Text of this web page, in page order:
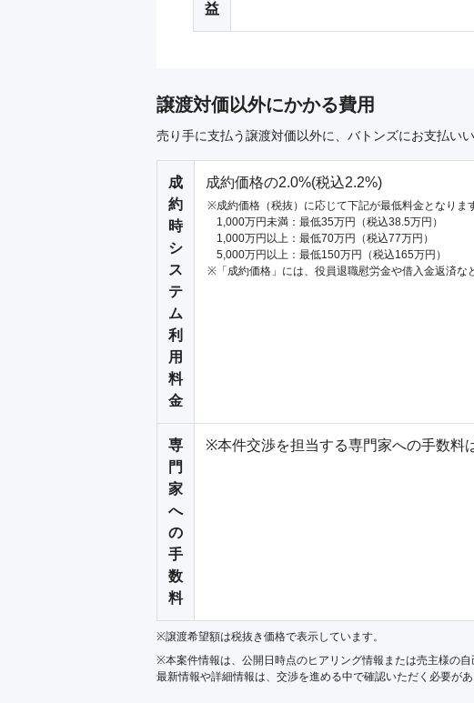
益
譲渡対価以外にかかる費用
売り手に支払う譲渡対価以外に、バトンズにお支払い
成
約
時
シ
ス
テ
ム
利
用
料
金
成約価格の2.0%(税込2.2%)
成約価格（税抜）に応じて下記が最低料金となりま
1,000万円未満：最低35万円（税込38.5万円）
1,000万円以上：最低70万円（税込77万円）
5,000万円以上：最低150万円（税込165万円）
「成約価格」には、役員退職慰労金や借入金返済
専
門
家
へ
の
手
数
料
※本件交渉を担当する専門家への手数料
※譲渡希望額は税抜き価格で表示しています。
※本案件情報は、公開日時点のヒアリング情報または売主様の自
最新情報や詳細情報は、交渉を進める中で確認いただく必要があ